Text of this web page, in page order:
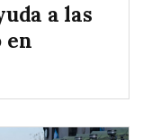
a las
en